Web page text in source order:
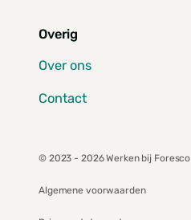
Overig
Over ons
Contact
© 2023 - 2026 Werken bij Foresco
Algemene voorwaarden